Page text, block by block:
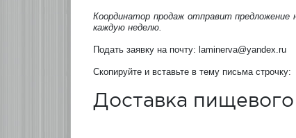
Координатор продаж отправит
каждую неделю.
Подать заявку на почту: laminerva@yandex.ru
Скопируйте и вставьте в тему письма строчку:
Доставка